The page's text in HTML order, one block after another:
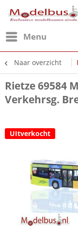
Menu
Naar overzicht
Rietze 69584
Verkehrsg.
UItverkocht